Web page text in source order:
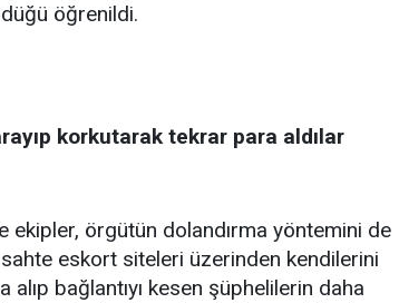
öğrenildi.
korkutarak tekrar para aldılar
ekipler, örgütün dolandırma yöntemini de
sahte eskort siteleri üzerinden kendilerini
bağlantıyı kesen şüphelilerin daha